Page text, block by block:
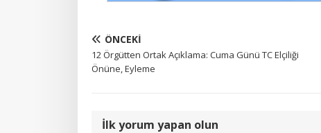
ÖNCEKI
12 Örgütten Ortak Açıklama: Cuma Günü TC Elçiliği
Önüne, Eyleme
İlk yorum yapan olun